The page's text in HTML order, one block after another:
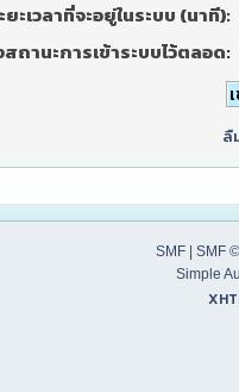
ยะเวลาที่จะอยู่ในระบบ (นาที):
สถานะการเข้าระบบไว้ตลอด:
ลื
SMF| SMF
Simple